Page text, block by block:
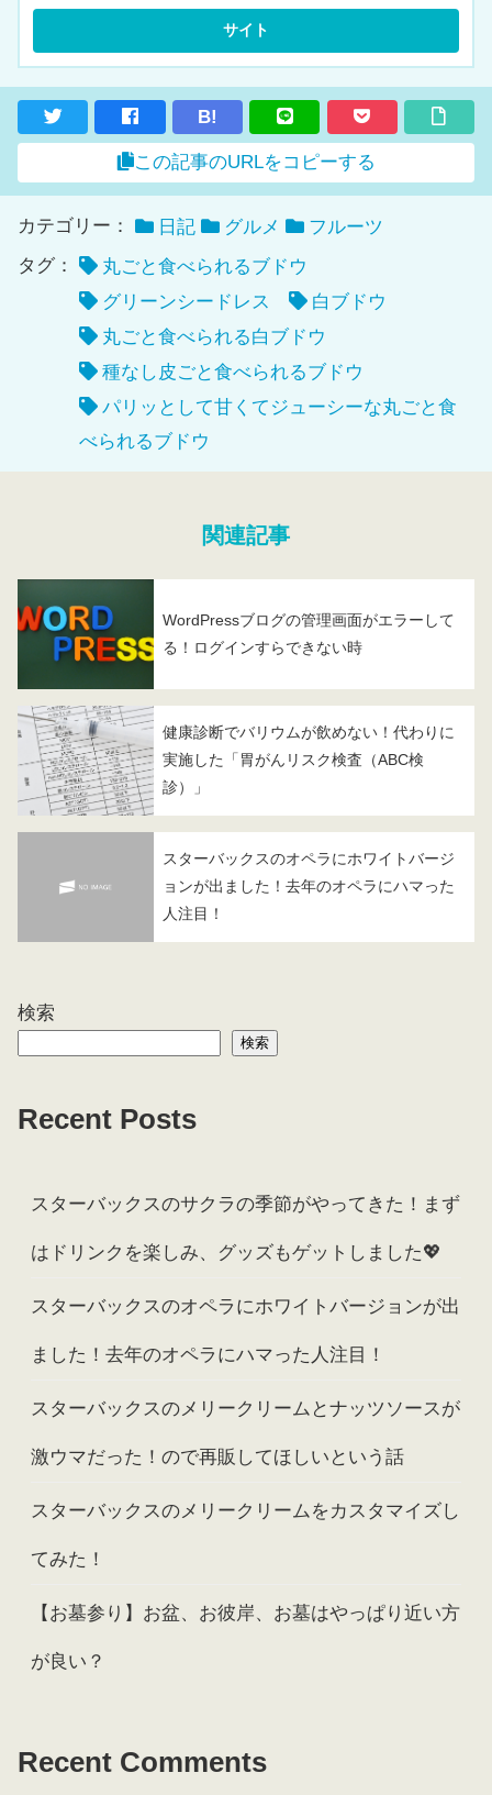
B!
この記事のURLをコピーする
カテゴリー： 日記 グルメ
フルーツ
タグ：
丸ごと食べられるブドウ
グリーンシードレス
白ブドウ
丸ごと食べられる白ブドウ
種なし皮ごと食べられるブドウ
パリッとして甘くてジューシーな丸ごと食
べられるブドウ
関連記事
WordPressブログの管理画面がエラーして
る！ログインすらできない時
健康診断でバリウムが飲めない！代わりに
実施した「胃がんリスク検査（ABC検
診）」
スターバックスのオペラにホワイトバージ
ョンが出ました！去年のオペラにハマった
人注目！
検索
検索
Recent Posts
スターバックスのサクラの季節がやってきた！まず
はドリンクを楽しみ、グッズもゲットしました💖
スターバックスのオペラにホワイトバージョンが出
ました！去年のオペラにハマった人注目！
スターバックスのメリークリームとナッツソースが
激ウマだった！ので再販してほしいという話
スターバックスのメリークリームをカスタマイズし
てみた！
【お墓参り】お盆、お彼岸、お墓はやっぱり近い方
が良い？
Recent Comments